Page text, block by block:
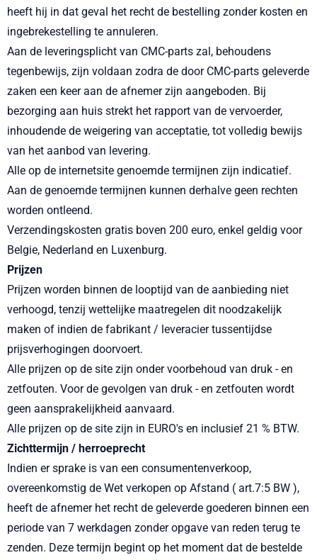
heeft hij in dat geval het recht de bestelling zonder kosten en
ingebrekestelling te annuleren.
Aan de leveringsplicht van CMC-parts zal, behoudens
tegenbewijs, zijn voldaan zodra de door CMC-parts geleverde
zaken een keer aan de afnemer zijn aangeboden. Bij
bezorging aan huis strekt het rapport van de vervoerder,
inhoudende de weigering van acceptatie, tot volledig bewijs
van het aanbod van levering.
Alle op de internetsite genoemde termijnen zijn indicatief.
Aan de genoemde termijnen kunnen derhalve geen rechten
worden ontleend.
Verzendingskosten gratis boven 200 euro, enkel geldig voor
Belgie, Nederland en Luxenburg.
Prijzen
Prijzen worden binnen de looptijd van de aanbieding niet
verhoogd, tenzij wettelijke maatregelen dit noodzakelijk
maken of indien de fabrikant / leveracier tussentijdse
prijsverhogingen doorvoert.
Alle prijzen op de site zijn onder voorbehoud van druk - en
zetfouten. Voor de gevolgen van druk - en zetfouten wordt
geen aansprakelijkheid aanvaard.
Alle prijzen op de site zijn in EURO's en inclusief 21 % BTW.
Zichttermijn / herroeprecht
Indien er sprake is van een consumentenverkoop,
overeenkomstig de Wet verkopen op Afstand ( art.7:5 BW ),
heeft de afnemer het recht de geleverde goederen binnen een
periode van 7 werkdagen zonder opgave van reden terug te
zenden. Deze termijn begint op het moment dat de bestelde